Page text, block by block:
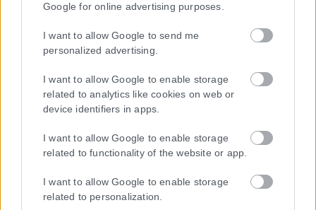
Google for online advertising purposes.
I want to allow Google to send me
personalized advertising.
I want to allow Google to enable storage
related to analytics like cookies on web or
device identifiers in apps.
I want to allow Google to enable storage
related to functionality of the website or app.
I want to allow Google to enable storage
related to personalization.
Η εταιρεία με την επωνυμία “POLITICAL MEDIA GROUP A.E.” και κατ’
συμμορφώνονται με τη Σύσταση (ΕΕ) 2018/334 της Επιτροπής της
1ης Μαρτίου 2018 σχετικά με τα μέτρα για την αποτελεσματική